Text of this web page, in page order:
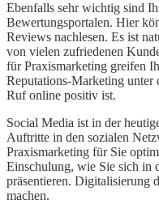
Ebenfalls sehr wichtig sind
Bewertungsportalen. Hier
Reviews nachlesen. Es ist
von vielen zufriedenen
für Praxismarketing greifen
Reputations-Marketing unter
Ruf online positiv ist.
Social Media ist in der
Auftritte in den sozialen
Praxismarketing für Sie
Einschulung, wie Sie sich in
präsentieren. Digitalisierung
machen.